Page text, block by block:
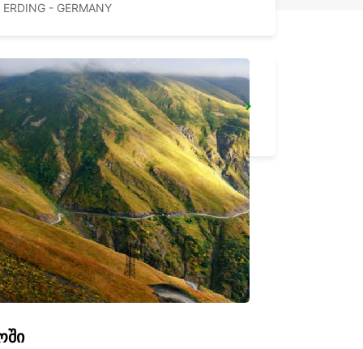
ERDING - GERMANY
MUNICH EAST *NO TRUCKS*
MUENCHEN - GERMANY